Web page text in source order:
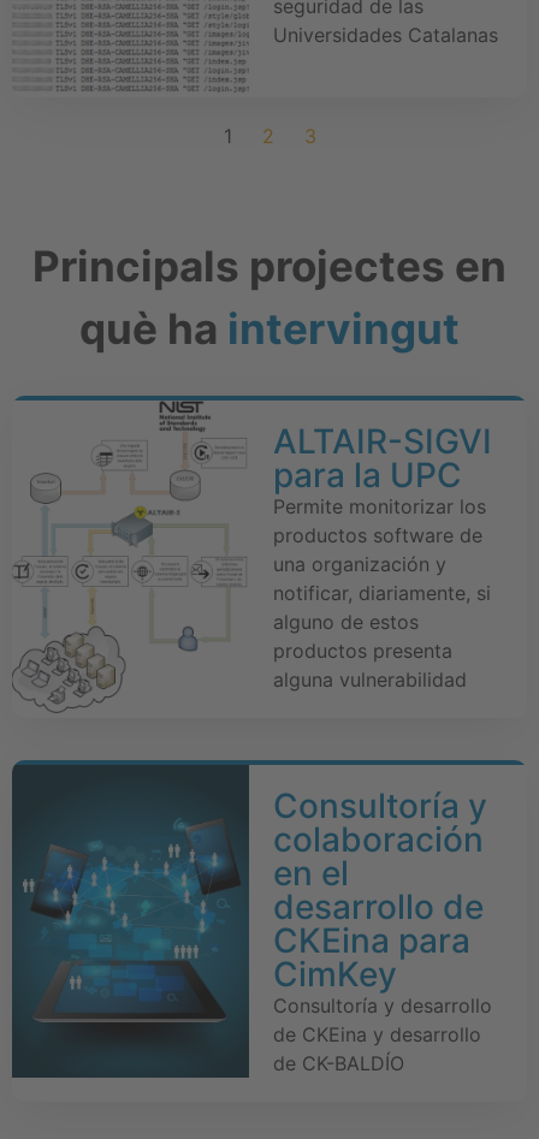
seguridad de las
Universidades Catalanas
1 2 3
Principals projectes en
què ha intervingut
ALTAIR-SIGVI
para la UPC
Permite monitorizar los
productos software de
una organización y
notificar, diariamente, si
alguno de estos
productos presenta
alguna vulnerabilidad
Consultoría y
colaboración
en el
desarrollo de
CKEina para
CimKey
Consultoría y desarrollo
de CKEina y desarrollo
de CK-BALDÍO